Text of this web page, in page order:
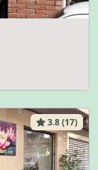
3.8 (17)